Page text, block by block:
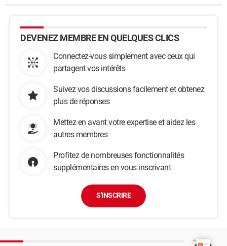
DEVENEZ MEMBRE EN QUELQUES CLICS
Connectez-vous simplement avec ceux qui
partagent vos intérêts
Suivez vos discussions facilement et obtenez
plus de réponses
Mettez en avant votre expertise et aidez les
autres membres
Profitez de nombreuses fonctionnalités
supplémentaires en vous inscrivant
S'INSCRIRE